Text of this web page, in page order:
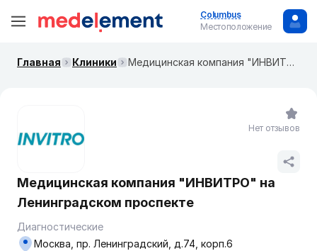
Columbus
Местоположение
Главная Клиники Медицинская компания "ИНВИТРО" на ​Ленинградском проспекте
Медицинская компания "ИНВИТРО" на ​
Ленинградском проспекте
Диагностические
Москва, пр. ​Ленинградский, д.74, корп.6
Нет отзывов